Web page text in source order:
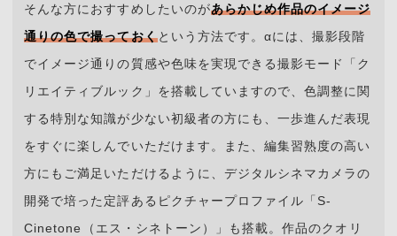
そんな方におすすめしたいのがあらかじめ作品のイメージ
通りの色で撮っておくという方法です。αには、撮影段階
でイメージ通りの質感や色味を実現できる撮影モード「ク
リエイティブルック」を搭載していますので、色調整に関
する特別な知識が少ない初級者の方にも、一歩進んだ表現
をすぐに楽しんでいただけます。また、編集習熟度の高い
方にもご満足いただけるように、デジタルシネマカメラの
開発で培った定評あるピクチャープロファイル「S-
Cinetone（エス・シネトーン）」も搭載。作品のクオリ